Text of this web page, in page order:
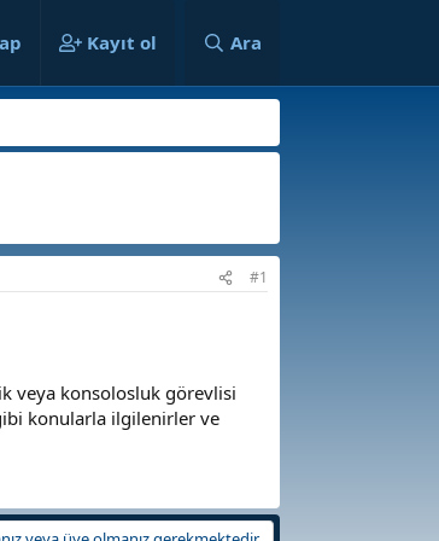
Kayıt ol Ara
#1
veya konsolosluk görevlisi
konularla ilgilenirler ve